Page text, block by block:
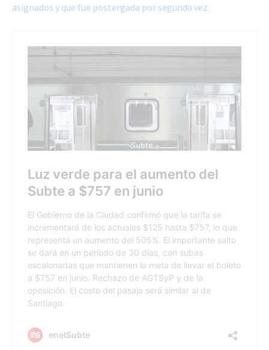
asignados y que fue postergada por segunda vez.